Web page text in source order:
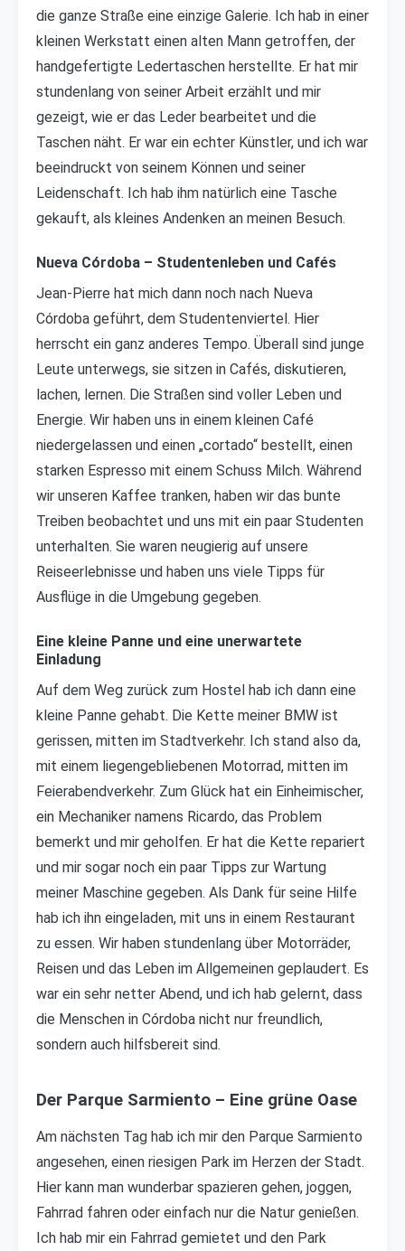
die ganze Straße eine einzige Galerie. Ich hab in einer
kleinen Werkstatt einen alten Mann getroffen, der
handgefertigte Ledertaschen herstellte. Er hat mir
stundenlang von seiner Arbeit erzählt und mir
gezeigt, wie er das Leder bearbeitet und die
Taschen näht. Er war ein echter Künstler, und ich war
beeindruckt von seinem Können und seiner
Leidenschaft. Ich hab ihm natürlich eine Tasche
gekauft, als kleines Andenken an meinen Besuch.
Nueva Córdoba – Studentenleben und Cafés
Jean-Pierre hat mich dann noch nach Nueva
Córdoba geführt, dem Studentenviertel. Hier
herrscht ein ganz anderes Tempo. Überall sind junge
Leute unterwegs, sie sitzen in Cafés, diskutieren,
lachen, lernen. Die Straßen sind voller Leben und
Energie. Wir haben uns in einem kleinen Café
niedergelassen und einen „cortado“ bestellt, einen
starken Espresso mit einem Schuss Milch. Während
wir unseren Kaffee tranken, haben wir das bunte
Treiben beobachtet und uns mit ein paar Studenten
unterhalten. Sie waren neugierig auf unsere
Reiseerlebnisse und haben uns viele Tipps für
Ausflüge in die Umgebung gegeben.
Eine kleine Panne und eine unerwartete
Einladung
Auf dem Weg zurück zum Hostel hab ich dann eine
kleine Panne gehabt. Die Kette meiner BMW ist
gerissen, mitten im Stadtverkehr. Ich stand also da,
mit einem liegengebliebenen Motorrad, mitten im
Feierabendverkehr. Zum Glück hat ein Einheimischer,
ein Mechaniker namens Ricardo, das Problem
bemerkt und mir geholfen. Er hat die Kette repariert
und mir sogar noch ein paar Tipps zur Wartung
meiner Maschine gegeben. Als Dank für seine Hilfe
hab ich ihn eingeladen, mit uns in einem Restaurant
zu essen. Wir haben stundenlang über Motorräder,
Reisen und das Leben im Allgemeinen geplaudert. Es
war ein sehr netter Abend, und ich hab gelernt, dass
die Menschen in Córdoba nicht nur freundlich,
sondern auch hilfsbereit sind.
Der Parque Sarmiento – Eine grüne Oase
Am nächsten Tag hab ich mir den Parque Sarmiento
angesehen, einen riesigen Park im Herzen der Stadt.
Hier kann man wunderbar spazieren gehen, joggen,
Fahrrad fahren oder einfach nur die Natur genießen.
Ich hab mir ein Fahrrad gemietet und den Park